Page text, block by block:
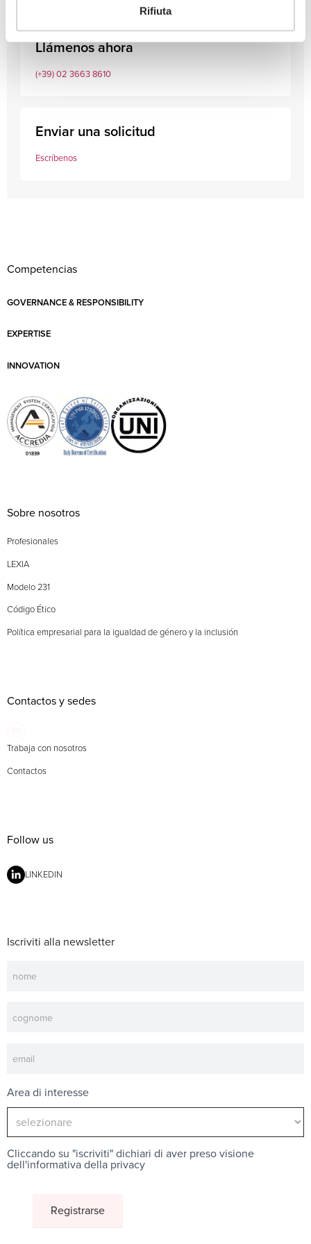
Rifiuta
Llámenos ahora
(+39) 02 3663 8610
Enviar una solicitud
Escríbenos
Competencias
GOVERNANCE & RESPONSIBILITY
EXPERTISE
INNOVATION
Sobre nosotros
Profesionales
LEXIA
Modelo 231
Código Ético
Política empresarial para la igualdad de género y la inclusión
Contactos y sedes
Trabaja con nosotros
Contactos
Follow us
LINKEDIN
Iscriviti alla newsletter
Area di interesse
Cliccando su "iscriviti" dichiari di aver preso visione
dell'informativa della privacy